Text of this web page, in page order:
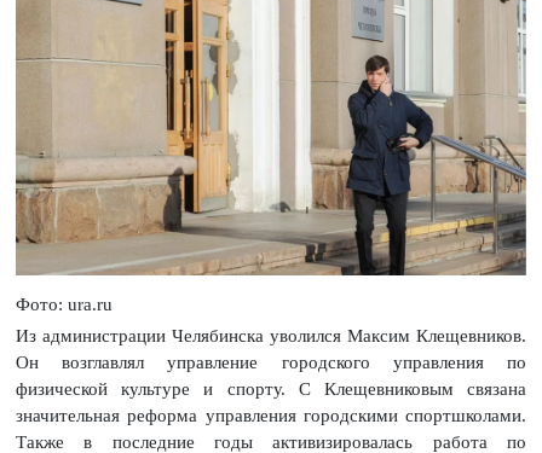
Фото: ura.ru
Из администрации Челябинска уволился Максим Клещевников.
Он возглавлял управление городского управления по
физической культуре и спорту. С Клещевниковым связана
значительная реформа управления городскими спортшколами.
Также в последние годы активизировалась работа по